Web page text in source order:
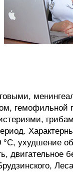
гемофильной
°С, ухудшение
двигательное